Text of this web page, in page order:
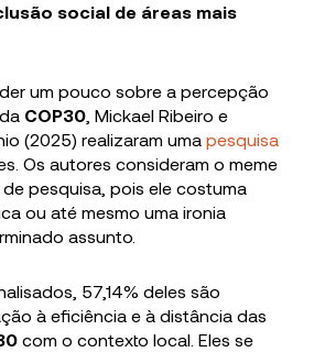
social de áreas mais
um pouco sobre a percepção
COP30 , Mickael Ribeiro e
(2025) realizaram umapesquisa
Os autores consideram o meme
pesquisa, pois ele costuma
ou até mesmo uma ironia
assunto.
57,14% deles são
à eficiência e à distância das
com o contexto local. Eles se